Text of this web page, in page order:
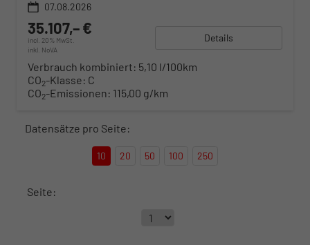
07.08.2026
35.107,– €
incl. 20% MwSt.
inkl. NoVA
Details
Verbrauch kombiniert: 5,10 l/100km
CO2-Klasse: C
CO2-Emissionen: 115,00 g/km
Datensätze pro Seite:
10 20 50 100 250
Seite: